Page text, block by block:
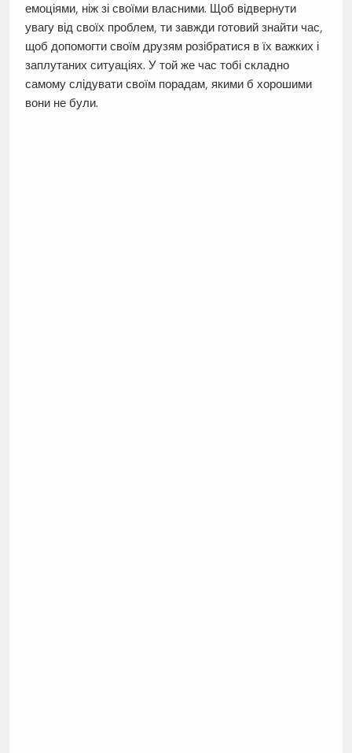
емоціями, ніж зі своїми власними. Щоб відвернути
увагу від своїх проблем, ти завжди готовий знайти час,
щоб допомогти своїм друзям розібратися в їх важких і
заплутаних ситуаціях. У той же час тобі складно
самому слідувати своїм порадам, якими б хорошими
вони не були.